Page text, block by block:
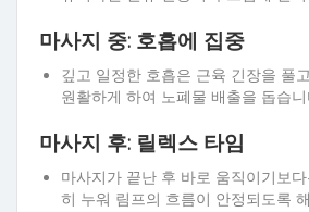
마사지 중: 호흡에 집중
깊고 일정한 호흡은 근육 긴장을 풀
원활하게 하여 노폐물 배출을 돕습니
마사지 후: 릴렉스 타임
마사지가 끝난 후 바로 움직이기보
히 누워 림프의 흐름이 안정되도록